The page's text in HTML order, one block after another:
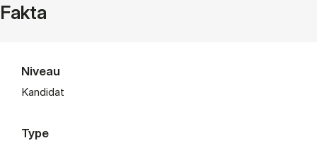
Fakta
Niveau
Kandidat
Type